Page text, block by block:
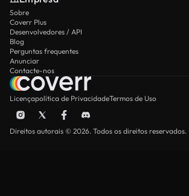
Sobre
Coverr Plus
Desenvolvedores / API
Blog
Perguntas frequentes
Anunciar
Contacte-nos
Licençapolítica de PrivacidadeTermos de Uso
Direitos autorais © 2026. Todos os direitos reservados.